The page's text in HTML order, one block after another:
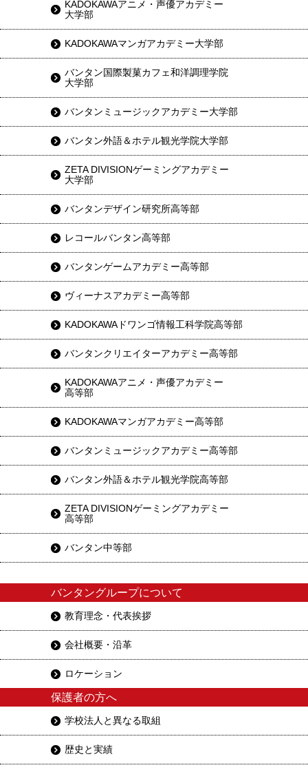
KADOKAWAアニメ・声優アカデミー
大学部
KADOKAWAマンガアカデミー大学部
バンタン国際製菓カフェ和洋調理学院
大学部
バンタンミュージックアカデミー大学部
バンタン外語＆ホテル観光学院大学部
ZETA DIVISIONゲーミングアカデミー
大学部
バンタンデザイン研究所高等部
レコールバンタン高等部
バンタンゲームアカデミー高等部
ヴィーナスアカデミー高等部
KADOKAWAドワンゴ情報工科学院高等部
バンタンクリエイターアカデミー高等部
KADOKAWAアニメ・声優アカデミー
高等部
KADOKAWAマンガアカデミー高等部
バンタンミュージックアカデミー高等部
バンタン外語＆ホテル観光学院高等部
ZETA DIVISIONゲーミングアカデミー
高等部
バンタン中等部
バンタングループについて
教育理念・代表挨拶
会社概要・沿革
ロケーション
保護者の方へ
学校法人と異なる取組
歴史と実績